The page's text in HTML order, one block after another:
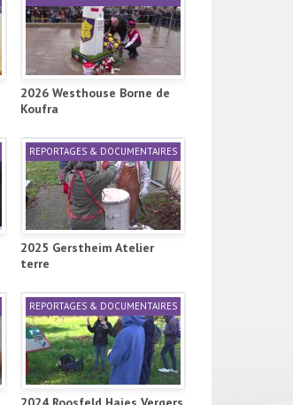
2026 Westhouse Borne de
Koufra
REPORTAGES & DOCUMENTAIRES
2025 Gerstheim Atelier
terre
REPORTAGES & DOCUMENTAIRES